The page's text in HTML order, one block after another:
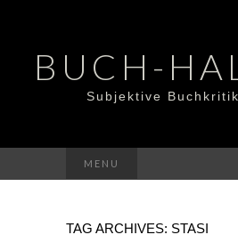
BUCH-
Subjektive
MENU
TAG ARCHIVES: STASI